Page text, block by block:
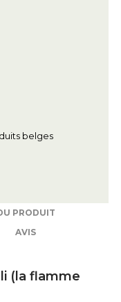
belges
PRODUIT
AVIS
(la flamme